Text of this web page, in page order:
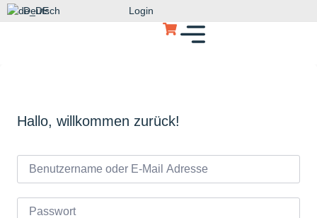
Deutsch Login
Hallo, willkommen zurück!